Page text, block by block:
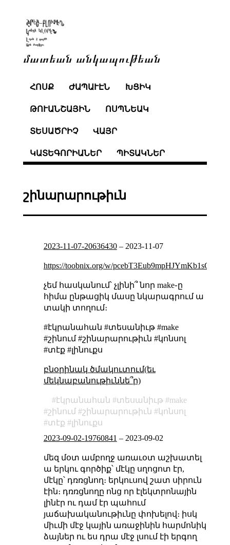
մատեան անկապութեան
ՀՈՍՔ ԺԱՊԱՒԷՆ ԽՑԻԿ
ԹՈՒԱՆՇԱՅԻՆ ՈՍՊՆԵԱԿ
ՏԵՍԱԾՐԻՉ ՎԱՅՐ
ԿԱՏԵԳՈՐԻԱՆԵՐ ՊԻՏԱԿՆԵՐ
շինարարութիւն
2023-11-07-20636430– 2023-11-07
https://toobnix.org/w/pcebT3Eub9mpHJYmKb1sGX
չեմ հասկանում՝ չլինի՞ նոր make֊ը
հիմա ընթացիկ մասը նկարագրում ա
տակի տողում։
#էկրանահան #տեսանիւթ #make
#շինում #շինարարութիւն #կոնսոլ
#տէք #լինուքս
բնօրինակ ծմակուտում(եւ
մեկնաբանութիւննե՞ր)
էկրանահան տեսանիւթ
make
շինում
շինարարութիւն
կոնսոլ
տէք
լինուքս
2023-09-02-19760841 – 2023-09-02
մեզ մօտ ամբողջ առաւօտ աշխատել
ա երկու գործիք՝ մէկը սղոցոտ էր,
մէկը՝ դռռցնող։ երկուսով շատ սիրուն
էին։ դռռցնողը ոնց որ էլեկտրոնային
լինէր ու դամ էր պահում
յաճախականութիւնը փոխելով։ իսկ
միւմի մէջ կային առաջինին հարմոնիկ
ձայներ ու ես դրա մէջ լսում էի երգող